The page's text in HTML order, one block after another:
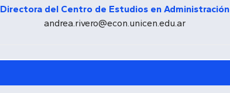
Directora del Centro de Estudios en Administración
andrea.rivero@econ.unicen.edu.ar